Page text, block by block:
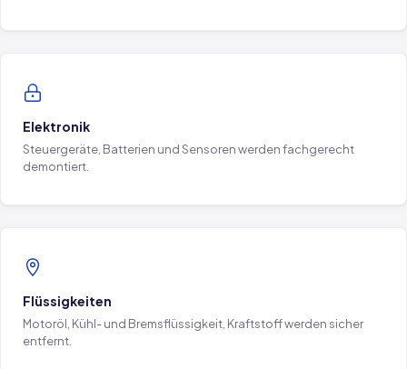
Elektronik
Steuergeräte, Batterien und Sensoren werden fachgerecht
demontiert.
Flüssigkeiten
Motoröl, Kühl- und Bremsflüssigkeit, Kraftstoff werden sicher
entfernt.